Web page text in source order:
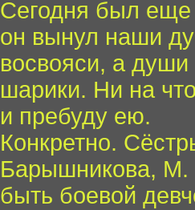
Сегодня был еще
он вынул наши
восвояси, а
шарики. Ни на
и пребуду ею.
Конкретно.
Барышникова, М.
быть боевой